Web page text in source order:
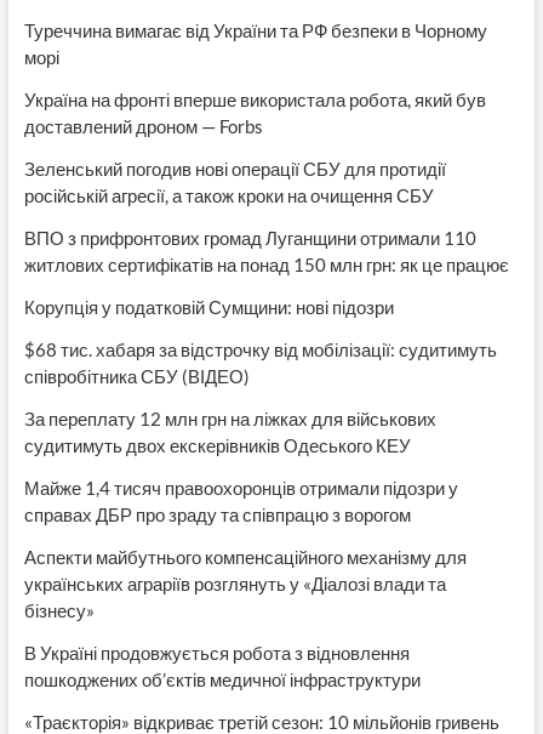
Туреччина вимагає від України та РФ безпеки в Чорному
морі
Україна на фронті вперше використала робота, який був
доставлений дроном — Forbs
Зеленський погодив нові операції СБУ для протидії
російській агресії, а також кроки на очищення СБУ
ВПО з прифронтових громад Луганщини отримали 110
житлових сертифікатів на понад 150 млн грн: як це працює
Корупція у податковій Сумщини: нові підозри
$68 тис. хабаря за відстрочку від мобілізації: судитимуть
співробітника СБУ (ВІДЕО)
За переплату 12 млн грн на ліжках для військових
судитимуть двох екскерівників Одеського КЕУ
Майже 1,4 тисяч правоохоронців отримали підозри у
справах ДБР про зраду та співпрацю з ворогом
Аспекти майбутнього компенсаційного механізму для
українських аграріїв розглянуть у «Діалозі влади та
бізнесу»
В Україні продовжується робота з відновлення
пошкоджених об’єктів медичної інфраструктури
«Траєкторія» відкриває третій сезон: 10 мільйонів гривень